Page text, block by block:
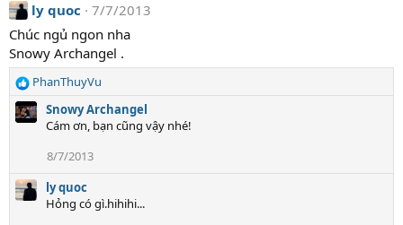
ly quoc
7/7/2013
Chúc ngủ ngon nha
Snowy Archangel .
R
e
a
o
n
PhanThuyVu
Snowy Archangel
Cám ơn, bạn cũng vậy nhé!
8/7/2013
ly quoc
Hỏng có gì.hihihi...